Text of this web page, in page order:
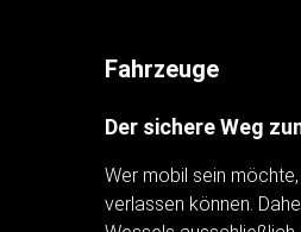
Fahrzeuge
Der sichere Weg
Wer mobil sein
verlassen können.